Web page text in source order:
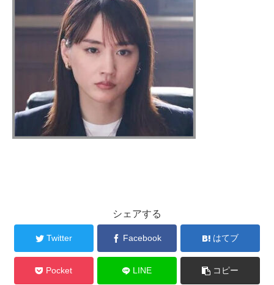
シェアする
Twitter Facebook はてブ
Pocket LINE コピー